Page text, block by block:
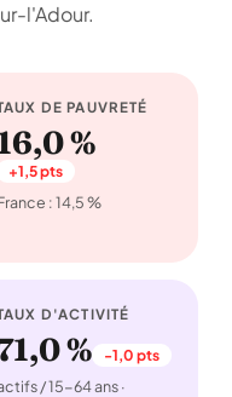
l'Adour.
DE PAUVRETÉ
%
+1,5 pts
: 14,5 %
D'ACTIVITÉ
% -1,0 pts
/ 15-64 ans ·